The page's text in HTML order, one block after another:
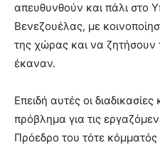
απευθυνθούν και πάλι στο
Βενεζουέλας, με
της χώρας και να
έκαναν.
Επειδή αυτές οι
πρόβλημα για τις
Πρόεδρο του τότε